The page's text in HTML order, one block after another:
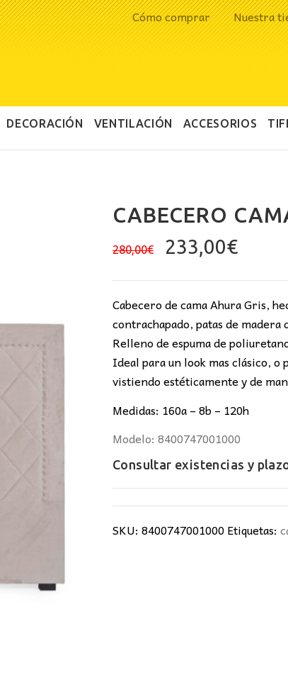
Cómo comprar Nuestra
DECORACIÓN VENTILACIÓN ACCESORIOS
CABECERO
280,00€
El
original
era:
280,00€.
233,00€El
es:
Cabecero de cama Ahura Gris,
contrachapado, patas de
Relleno de espuma de
Ideal para un look mas clásico, o
vistiendo estéticamente y de
Medidas: 160a – 8b – 120h
Modelo: 8400747001000
Consultar existencias y
SKU: 8400747001000Etiquetas: